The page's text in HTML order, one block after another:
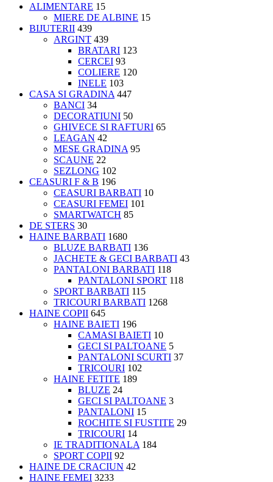
ALIMENTARE 15
MIERE DE ALBINE 15
BIJUTERII 439
ARGINT 439
BRATARI 123
CERCEI 93
COLIERE 120
INELE 103
CASA SI GRADINA 447
BANCI 34
DECORATIUNI 50
GHIVECE SI RAFTURI 65
LEAGAN 42
MESE GRADINA 95
SCAUNE 22
SEZLONG 102
CEASURI F & B 196
CEASURI BARBATI 10
CEASURI FEMEI 101
SMARTWATCH 85
DE STERS 30
HAINE BARBATI 1680
BLUZE BARBATI 136
JACHETE & GECI BARBATI 43
PANTALONI BARBATI 118
PANTALONI SPORT 118
SPORT BARBATI 115
TRICOURI BARBATI 1268
HAINE COPII 645
HAINE BAIETI 196
CAMASI BAIETI 10
GECI SI PALTOANE 5
PANTALONI SCURTI 37
TRICOURI 102
HAINE FETITE 189
BLUZE 24
GECI SI PALTOANE 3
PANTALONI 15
ROCHITE SI FUSTITE 29
TRICOURI 14
IE TRADITIONALA 184
SPORT COPII 92
HAINE DE CRACIUN 42
HAINE FEMEI 3233